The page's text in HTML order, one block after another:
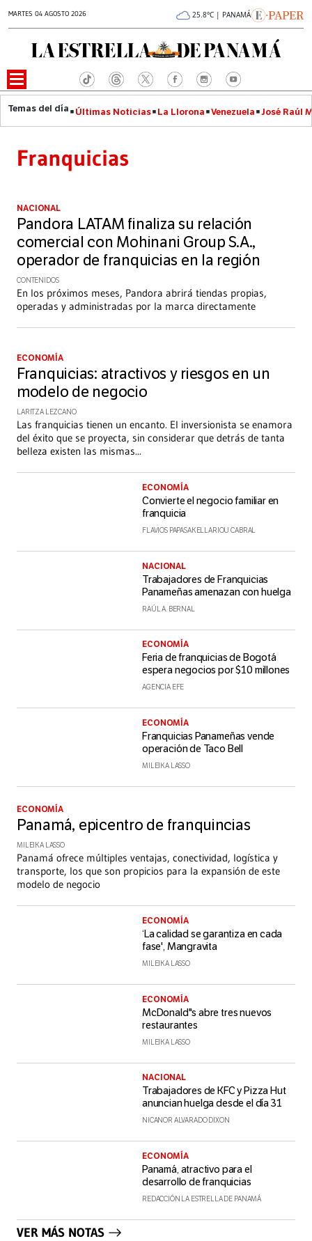
MARTES 04 AGOSTO 2026 25.8°C | PANAMÁ
Últimas Noticias La Llorona Venezuela José Raúl
Franquicias
NACIONAL
Pandora LATAM finaliza su relación
comercial con Mohinani Group S.A.,
operador de franquicias en la región
CONTENIDOS
En los próximos meses, Pandora abrirá tiendas propias,
operadas y administradas por la marca directamente
ECONOMÍA
Franquicias: atractivos y riesgos en un
modelo de negocio
LARITZA LEZCANO
Las franquicias tienen un encanto. El inversionista se enamora
del éxito que se proyecta, sin considerar que detrás de tanta
belleza existen las mismas...
ECONOMÍA
Convierte el negocio familiar en
franquicia
FLAVIOS PAPASAKELLARIOU CABRAL
NACIONAL
Trabajadores de Franquicias
Panameñas amenazan con huelga
RAÚL A. BERNAL
ECONOMÍA
Feria de franquicias de Bogotá
espera negocios por $10 millones
AGENCIA EFE
ECONOMÍA
Franquicias Panameñas vende
operación de Taco Bell
MILEIKA LASSO
ECONOMÍA
Panamá, epicentro de franquincias
MILEIKA LASSO
Panamá ofrece múltiples ventajas, conectividad, logística y
transporte, los que son propicios para la expansión de este
modelo de negocio
ECONOMÍA
‘La calidad se garantiza en cada
fase', Mangravita
MILEIKA LASSO
ECONOMÍA
McDonald"s abre tres nuevos
restaurantes
MILEIKA LASSO
NACIONAL
Trabajadores de KFC y Pizza Hut
anuncian huelga desde el día 31
NICANOR ALVARADO DIXON
ECONOMÍA
Panamá, atractivo para el
desarrollo de franquicias
REDACCIÓN LA ESTRELLA DE PANAMÁ
VER MÁS NOTAS